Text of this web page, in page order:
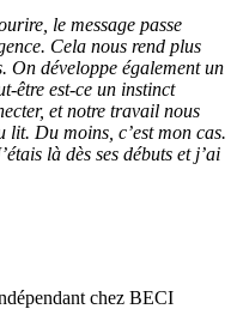
le message passe
Cela nous rend plus
On développe également un
être est-ce un instinct
et notre travail nous
lit. Du moins, c’est mon cas.
là dès ses débuts et j’ai
chez BECI